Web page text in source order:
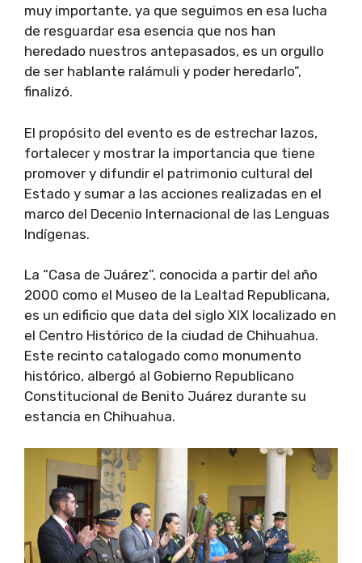
muy importante, ya que seguimos en esa lucha
de resguardar esa esencia que nos han
heredado nuestros antepasados, es un orgullo
de ser hablante ralámuli y poder heredarlo”,
finalizó.
El propósito del evento es de estrechar lazos,
fortalecer y mostrar la importancia que tiene
promover y difundir el patrimonio cultural del
Estado y sumar a las acciones realizadas en el
marco del Decenio Internacional de las Lenguas
Indígenas.
La “Casa de Juárez”, conocida a partir del año
2000 como el Museo de la Lealtad Republicana,
es un edificio que data del siglo XIX localizado en
el Centro Histórico de la ciudad de Chihuahua.
Este recinto catalogado como monumento
histórico, albergó al Gobierno Republicano
Constitucional de Benito Juárez durante su
estancia en Chihuahua.